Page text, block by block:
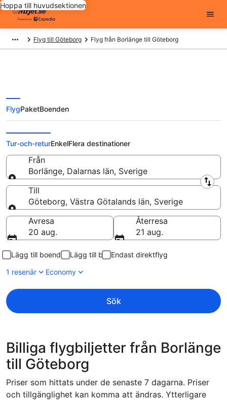
Hoppa till huvudsektionen
Flyg till Göteborg Flyg från Borlänge till Göteborg
Flyg från Borlänge till Göteborg
från
FlygPaketBoenden
Tur-och-returEnkelFlera destinationer
Från
Borlänge, Dalarnas län, Sverige
Från
Till
Göteborg, Västra Götalands län, Sverige
Till
Avresa
20 aug.
Återresa
21 aug.
Lägg till boende Lägg till bil
Endast direktflyg
1 resenär
Economy
Sök
Billiga flygbiljetter från Borlänge
till Göteborg
Priser som hittats under de senaste 7 dagarna. Priser
och tillgänglighet kan komma att ändras. Ytterligare